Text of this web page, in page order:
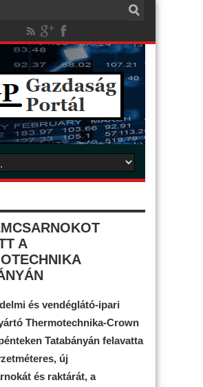
A
és vendéglátó-ipari
Thermotechnika-Crown
Tatabányán felavatta
új
és raktárát, a